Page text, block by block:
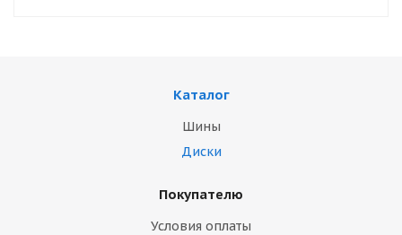
Каталог
Шины
Диски
Покупателю
Условия оплаты